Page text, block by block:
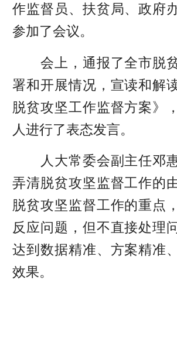
作监督员、扶贫局、政府
参加了会议。
会上，通报了全市脱
署和开展情况，宣读和解
脱贫攻坚工作监督方案》
人进行了表态发言。
人大常委会副主任邓
弄清脱贫攻坚监督工作的
脱贫攻坚监督工作的重点
反应问题，但不直接处理
达到数据精准、方案精准
效果。